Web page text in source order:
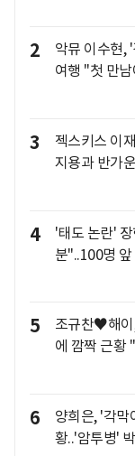
2
악뮤 이수현,
여행 "첫 만
3
젝스키스 이
지용과 반가
4
'태도 논란'
분"..100명
5
조규찬♥해이
에 깜짝 근황
6
양희은, '각막
황..'암투병'